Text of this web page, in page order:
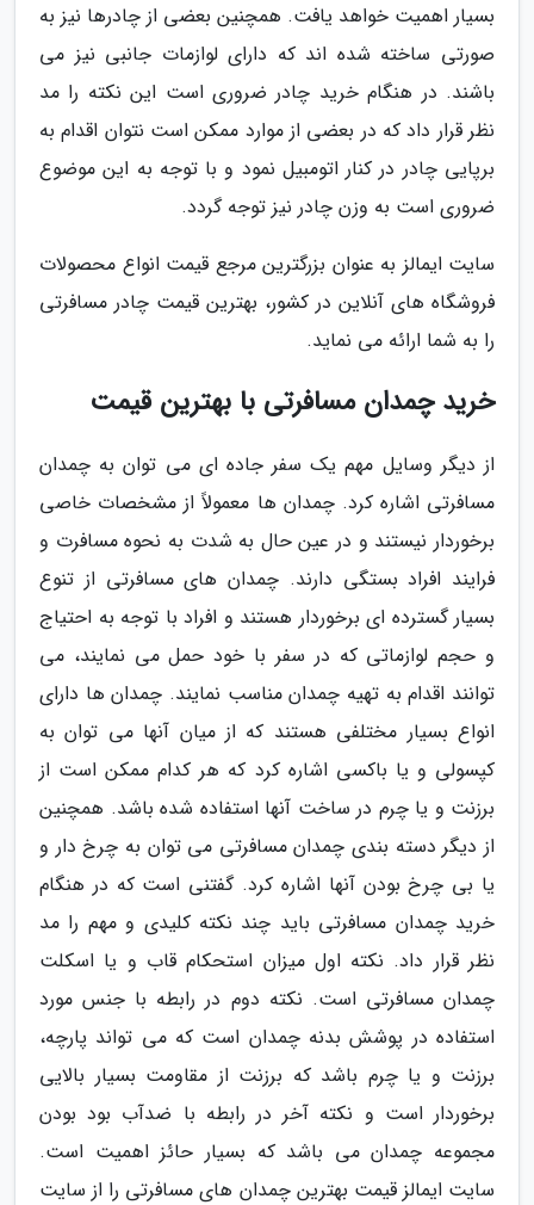
بسیار اهمیت خواهد یافت. همچنین بعضی از چادرها نیز به
صورتی ساخته شده اند که دارای لوازمات جانبی نیز می
باشند. در هنگام خرید چادر ضروری است این نکته را مد
نظر قرار داد که در بعضی از موارد ممکن است نتوان اقدام به
برپایی چادر در کنار اتومبیل نمود و با توجه به این موضوع
ضروری است به وزن چادر نیز توجه گردد.
سایت ایمالز به عنوان بزرگترین مرجع قیمت انواع محصولات
فروشگاه های آنلاین در کشور، بهترین قیمت چادر مسافرتی
را به شما ارائه می نماید.
خرید چمدان مسافرتی با بهترین قیمت
از دیگر وسایل مهم یک سفر جاده ای می توان به چمدان
مسافرتی اشاره کرد. چمدان ها معمولاً از مشخصات خاصی
برخوردار نیستند و در عین حال به شدت به نحوه مسافرت و
فرایند افراد بستگی دارند. چمدان های مسافرتی از تنوع
بسیار گسترده ای برخوردار هستند و افراد با توجه به احتیاج
و حجم لوازماتی که در سفر با خود حمل می نمایند، می
توانند اقدام به تهیه چمدان مناسب نمایند. چمدان ها دارای
انواع بسیار مختلفی هستند که از میان آنها می توان به
کپسولی و یا باکسی اشاره کرد که هر کدام ممکن است از
برزنت و یا چرم در ساخت آنها استفاده شده باشد. همچنین
از دیگر دسته بندی چمدان مسافرتی می توان به چرخ دار و
یا بی چرخ بودن آنها اشاره کرد. گفتنی است که در هنگام
خرید چمدان مسافرتی باید چند نکته کلیدی و مهم را مد
نظر قرار داد. نکته اول میزان استحکام قاب و یا اسکلت
چمدان مسافرتی است. نکته دوم در رابطه با جنس مورد
استفاده در پوشش بدنه چمدان است که می تواند پارچه،
برزنت و یا چرم باشد که برزنت از مقاومت بسیار بالایی
برخوردار است و نکته آخر در رابطه با ضدآب بود بودن
مجموعه چمدان می باشد که بسیار حائز اهمیت است.
سایت ایمالز قیمت بهترین چمدان های مسافرتی را از سایت